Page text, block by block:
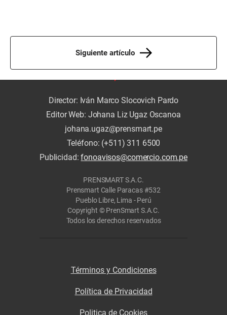
Siguiente artículo
Director: Iván Marco Slocovich Pardo
Editor Web: Johana Liz Ugaz Oscanoa
johana.ugaz@prensmart.pe
Teléfono: (+511) 311 6500
Publicidad:fonoavisos@comercio.com.pe
PRENSMART S.A.C.
Prensmart Calle Paracas #532
Pueblo Libre, Lima - Perú
Copyright © PrenSmart S.A.C.
Todos los derechos reservados
Términos y Condiciones
Política de Privacidad
Politica de Cookies